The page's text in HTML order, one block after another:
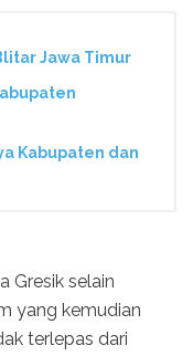
Jawa Timur
Kabupaten dan
Gresik selain
yang kemudian
terlepas dari